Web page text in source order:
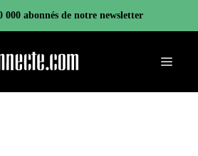
000 abonnés de notre newsletter
Menu